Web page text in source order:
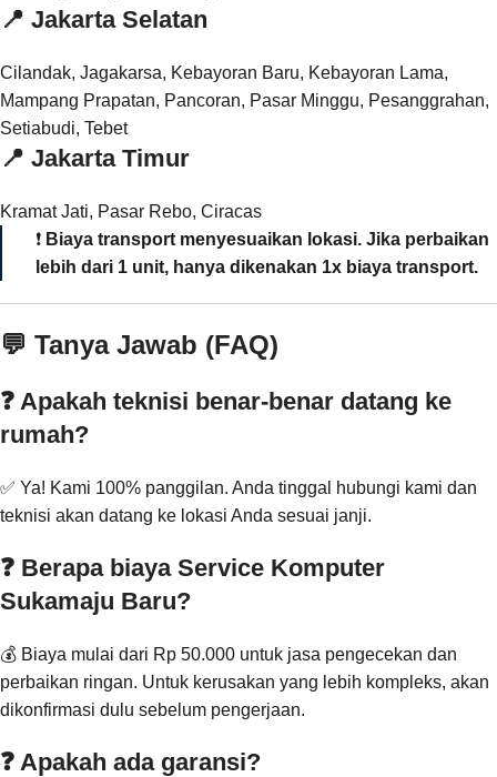
📍 Jakarta Selatan
Cilandak, Jagakarsa, Kebayoran Baru, Kebayoran Lama,
Mampang Prapatan, Pancoran, Pasar Minggu, Pesanggrahan,
Setiabudi, Tebet
📍 Jakarta Timur
Kramat Jati, Pasar Rebo, Ciracas
❗ Biaya transport menyesuaikan lokasi. Jika perbaikan
lebih dari 1 unit, hanya dikenakan 1x biaya transport.
💬 Tanya Jawab (FAQ)
❓ Apakah teknisi benar-benar datang ke
rumah?
✅ Ya! Kami 100% panggilan. Anda tinggal hubungi kami dan
teknisi akan datang ke lokasi Anda sesuai janji.
❓ Berapa biaya Service Komputer
Sukamaju Baru?
💰 Biaya mulai dari Rp 50.000 untuk jasa pengecekan dan
perbaikan ringan. Untuk kerusakan yang lebih kompleks, akan
dikonfirmasi dulu sebelum pengerjaan.
❓ Apakah ada garansi?